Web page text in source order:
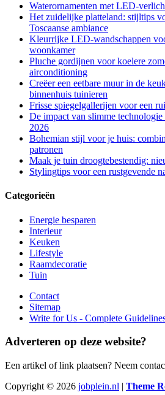
Waterornamenten met LED-
Het zuidelijke platteland: stijltips
Toscaanse ambiance
Kleurrijke LED-wandschappen
woonkamer
Pluche gordijnen voor koelere
airconditioning
Creëer een eetbare muur in de
binnenhuis tuinieren
Frisse spiegelgallerijen voor een
De impact van slimme technologie
2026
Bohemian stijl voor je huis:
patronen
Maak je tuin droogtebestendig:
Stylingtips voor een rustgevende
Categorieën
Energie besparen
Interieur
Keuken
Lifestyle
Raamdecoratie
Tuin
Contact
Sitemap
Write for Us - Complete
Adverteren op deze website?
Een artikel of link plaatsen? Neem
Copyright © 2026 jobplein.nl | Theme